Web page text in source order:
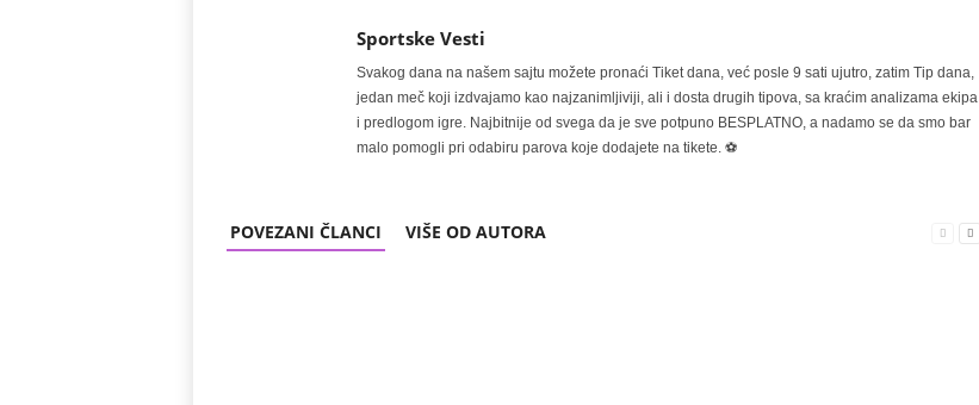
Sportske Vesti
Svakog dana na našem sajtu možete pronaći Tiket dana, već posle 9 sati ujutro, zatim Tip dana,
jedan meč koji izdvajamo kao najzanimljiviji, ali i dosta drugih tipova, sa kraćim analizama ekipa
i predlogom igre. Najbitnije od svega da je sve potpuno BESPLATNO, a nadamo se da smo bar
malo pomogli pri odabiru parova koje dodajete na tikete. ⚽
POVEZANI ČLANCI VIŠE OD AUTORA